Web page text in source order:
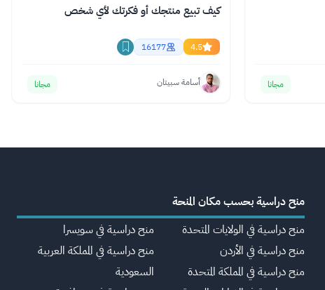
مجانا
كيف تبيع منتجك أو فكرتك لأي شخص
4.5
16177
أسامة سبيتان مجانا
منح دراسية بحسب مكان المنحة
منح دراسية في الولايات المتحدة
منح دراسية في الأردن
منح دراسية في المملكة المتحدة
منح دراسية في سويسرا
منح دراسية في المملكة العربية
السعودية